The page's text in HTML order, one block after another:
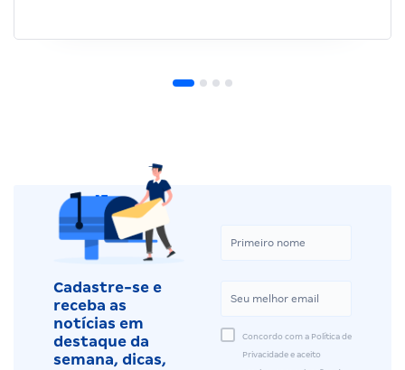
Cadastre-se e
receba as
notícias em
destaque da
semana, dicas,
Concordo com a Política de
Privacidade e aceito